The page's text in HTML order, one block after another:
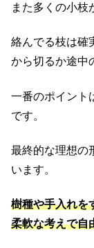
また多くの小枝
絡んでる枝は確
から切るか途中
一番のポイント
です。
最終的な理想の
います。
樹種や手入れを
柔軟な考えで自